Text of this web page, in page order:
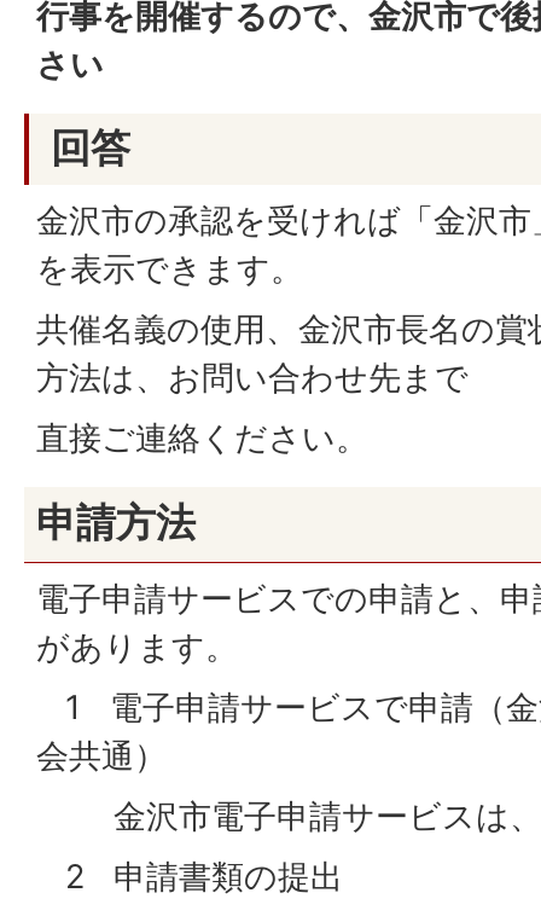
行事を開催するので、金沢市で
さい
回答
金沢市の承認を受ければ「金沢
を表示できます。
共催名義の使用、金沢市長名の
方法は、お問い合わせ先まで
直接ご連絡ください。
申請方法
電子申請サービスでの申請と、
があります。
1 電子申請サービスで申請（金
会共通）
金沢市電子申請サービスは、
2 申請書類の提出